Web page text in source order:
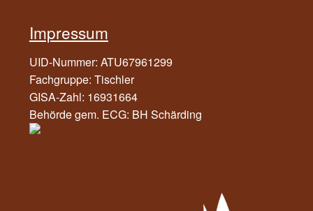
Impressum
UID-Nummer: ATU67961299
Fachgruppe: Tischler
GISA-Zahl: 16931664
Behörde gem. ECG: BH Schärding